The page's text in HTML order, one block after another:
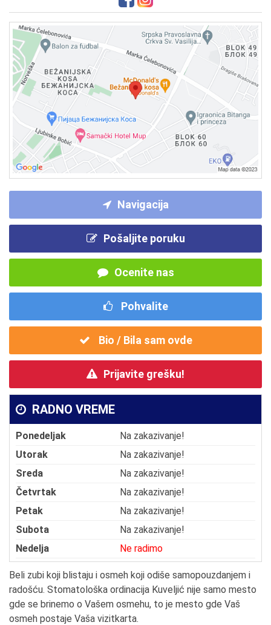
Navigacija
Pošaljite poruku
Ocenite nas
Pohvalite
Bio / Bila sam ovde
Prijavite grešku!
RADNO VREME
Ponedeljak
Na zakazivanje!
Utorak
Na zakazivanje!
Sreda
Na zakazivanje!
Četvrtak
Na zakazivanje!
Petak
Na zakazivanje!
Subota
Na zakazivanje!
Nedelja
Ne radimo
Beli zubi koji blistaju i osmeh koji odiše samopouzdanjem i
radošću. Stomatološka ordinacija Kuveljić nije samo mesto
gde se brinemo o Vašem osmehu, to je mesto gde Vaš
osmeh postaje Vaša vizitkarta.